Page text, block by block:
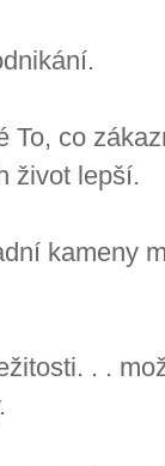
To, co
život lepší.
kameny
. .